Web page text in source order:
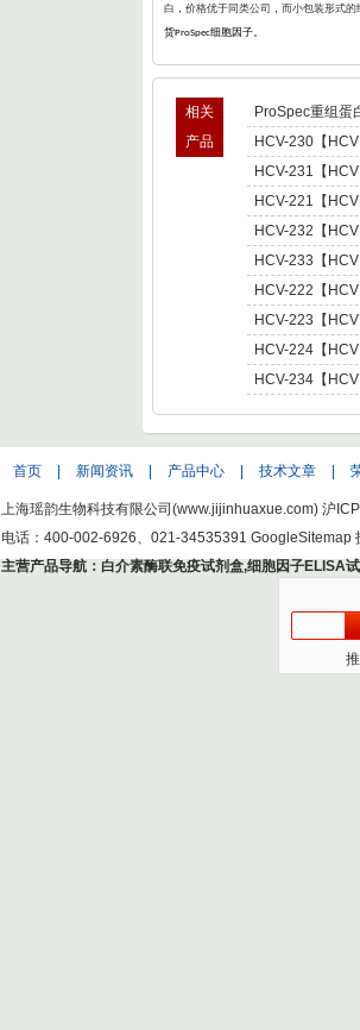
白，价格优于同类公司，而小包装形式
货ProSpec细胞因子。
相关
产品
ProSpec重组蛋
HCV-230【
型肝炎病毒
Hepatitis C
HCV-231【
型肝炎病毒
Hepatitis C
HCV-221【
肝炎病毒NS5,
C Virus NS5
HCV-232【
型肝炎病毒
Hepatitis C
HCV-233【
型肝炎病毒
Hepatitis C
HCV-222【
肝炎病毒NS5,
C Virus NS5
HCV-223【
肝炎病毒NS5,
C Virus NS5
HCV-224【
肝炎病毒NS5,
HCV-234【
Hepatitis C Virus
首页 新闻资讯 产品中心 技术文章
上海瑶韵生物科技有限公司(www.jijinhuaxue.com) 沪
电话：400-002-6926、021-34535391 GoogleSitemap
主营产品导航： 白介素酶联免疫试剂盒,细胞因子ELISA